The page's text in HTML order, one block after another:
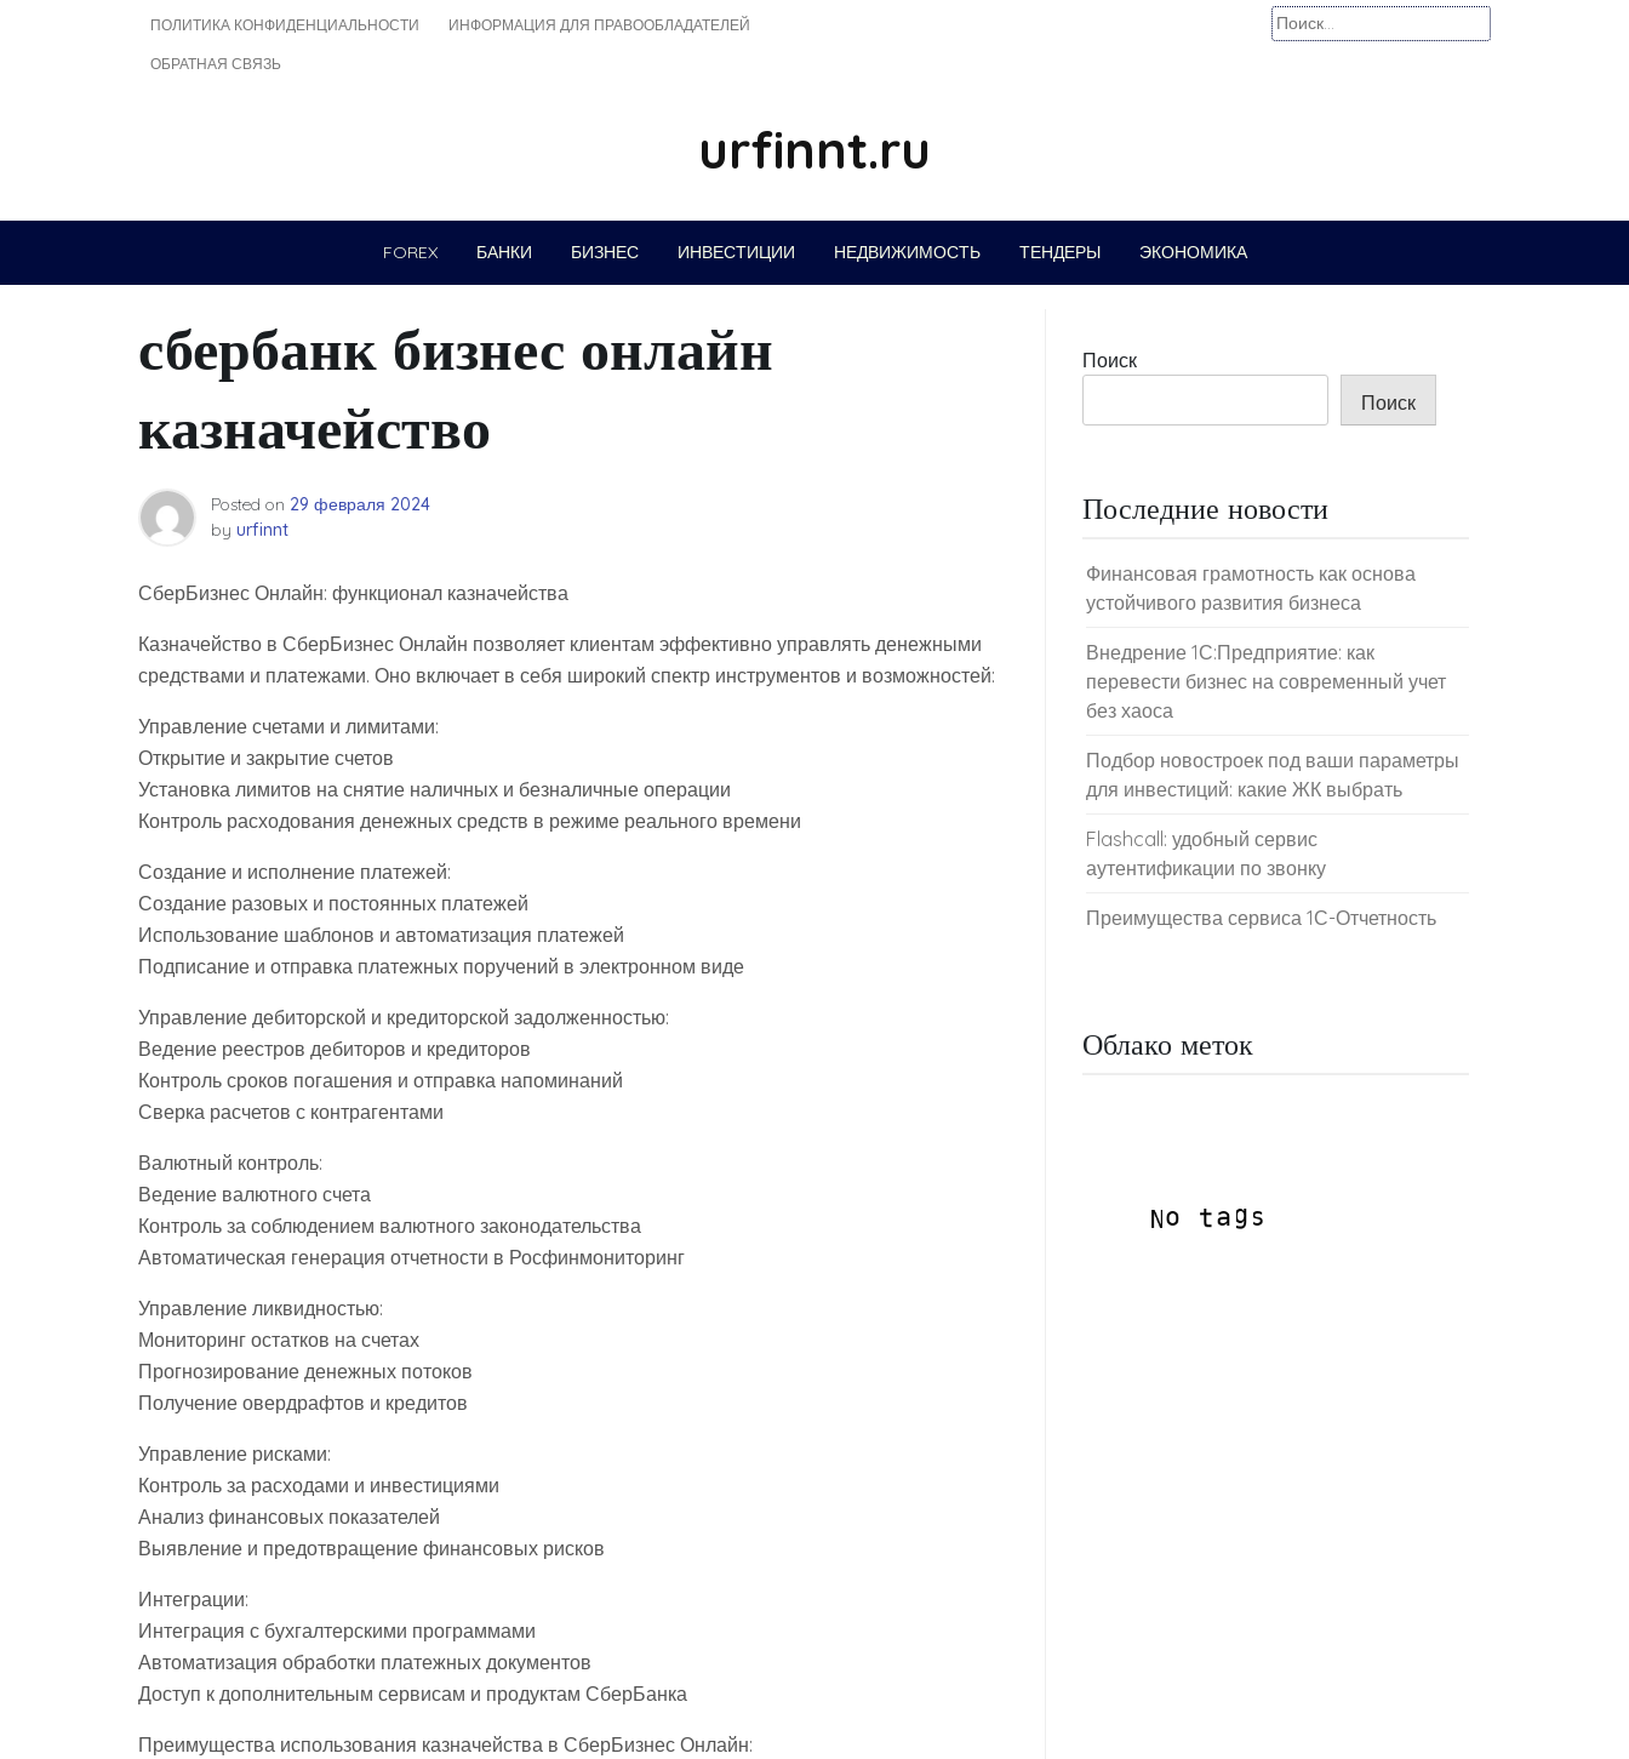
ПОЛИТИКА КОНФИДЕНЦИАЛЬНОСТИ ИНФОРМАЦИЯ ДЛЯ ПРАВООБЛАДАТЕЛЕЙ
ОБРАТНАЯ СВЯЗЬ
Найти:
urfinnt.ru
FOREX БАНКИ БИЗНЕС ИНВЕСТИЦИИ НЕДВИЖИМОСТЬ ТЕНДЕРЫ ЭКОНОМИКА
сбербанк бизнес онлайн
казначейство
Posted on 29 февраля 2024
by urfinnt
СберБизнес Онлайн: функционал казначейства
Казначейство в СберБизнес Онлайн позволяет клиентам эффективно управлять денежными
средствами и платежами. Оно включает в себя широкий спектр инструментов и возможностей:
Управление счетами и лимитами:
Открытие и закрытие счетов
Установка лимитов на снятие наличных и безналичные операции
Контроль расходования денежных средств в режиме реального времени
Создание и исполнение платежей:
Создание разовых и постоянных платежей
Использование шаблонов и автоматизация платежей
Подписание и отправка платежных поручений в электронном виде
Управление дебиторской и кредиторской задолженностью:
Ведение реестров дебиторов и кредиторов
Контроль сроков погашения и отправка напоминаний
Сверка расчетов с контрагентами
Валютный контроль:
Ведение валютного счета
Контроль за соблюдением валютного законодательства
Автоматическая генерация отчетности в Росфинмониторинг
Управление ликвидностью:
Мониторинг остатков на счетах
Прогнозирование денежных потоков
Получение овердрафтов и кредитов
Управление рисками:
Контроль за расходами и инвестициями
Анализ финансовых показателей
Выявление и предотвращение финансовых рисков
Интеграции:
Интеграция с бухгалтерскими программами
Автоматизация обработки платежных документов
Доступ к дополнительным сервисам и продуктам СберБанка
Преимущества использования казначейства в СберБизнес Онлайн:
Поиск
Поиск
Последние новости
Финансовая грамотность как основа
устойчивого развития бизнеса
Внедрение 1С:Предприятие: как
перевести бизнес на современный учет
без хаоса
Подбор новостроек под ваши параметры
для инвестиций: какие ЖК выбрать
Flashcall: удобный сервис
аутентификации по звонку
Преимущества сервиса 1С-Отчетность
Облако меток